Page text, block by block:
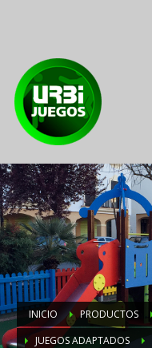
INICIO PRODUCTOS
JUEGOS ADAPTADOS